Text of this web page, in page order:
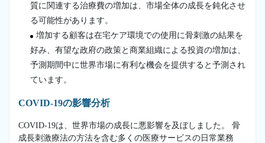
質に関連する治療費の増加は、市場全体の成長を鈍化させ
る可能性があります。
増加する顧客は在宅ケア環境での使用に骨刺激の結果を
好み、有望な政府の政策と商業組織による投資の増加は、
予測期間中に世界市場に有利な機会を提供すると予測され
ています。
COVID-19の影響分析
COVID-19は、世界市場の成長に悪影響を及ぼしました。 骨
成長刺激療法の方法を含む多くの医療サービスの日常業務